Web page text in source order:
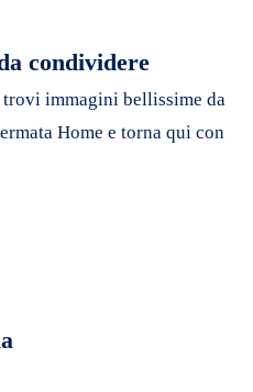
condividere
immagini bellissime da
Home e torna qui con